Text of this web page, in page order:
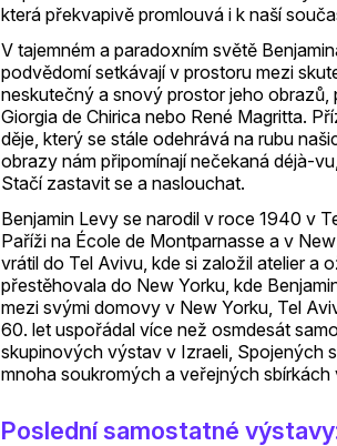
která překvapivě promlouvá i k naší
V tajemném a paradoxním světě
podvědomí setkávají v prostoru mezi
neskutečný a snový prostor jeho
Giorgia de Chirica nebo René Magritta.
děje, který se stále odehrává na rubu
obrazy nám připomínají nečekaná déjà-
Stačí zastavit se a naslouchat.
Benjamin Levy se narodil v roce 1940 v
Paříži na École de Montparnasse a v
vrátil do Tel Avivu, kde si založil atelier a
přestěhovala do New Yorku, kde
mezi svými domovy v New Yorku, Tel
60. let uspořádal více než osmdesát
skupinových výstav v Izraeli, Spojených
mnoha soukromých a veřejných
Poslední samostatné